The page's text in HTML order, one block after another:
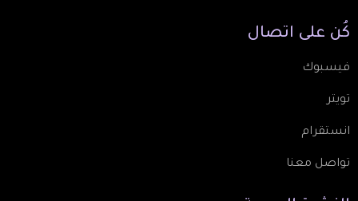
كُن على اتصال
فيسبوك
تويتر
انستقرام
تواصل معنا